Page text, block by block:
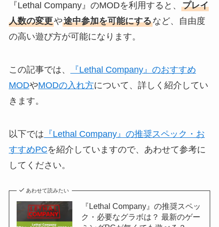
『Lethal Company』のMODを利用すると、 プレイ
人数の変更や途中参加を可能にするなど、自由度
の高い遊び方が可能になります。
この記事では、
『Lethal Company』のおすすめ
MODやMODの入れ方について、詳しく紹介してい
きます。
以下では 『Lethal Company』の推奨スペック・お
すすめPCを紹介していますので、あわせて参考に
してください。
あわせて読みたい
『Lethal Company』の推奨スペッ
ク・必要なグラボは？ 最新のゲー